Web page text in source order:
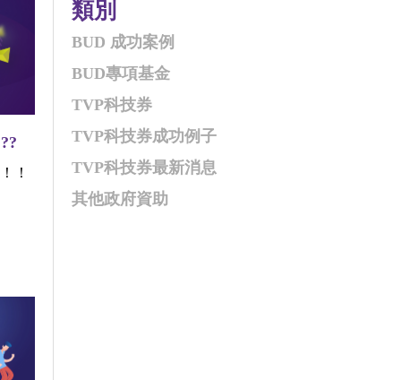
！
類別
BUD 成功案例
BUD專項基金
TVP科技券
TVP科技券成功例子
TVP科技券最新消息
其他政府資助